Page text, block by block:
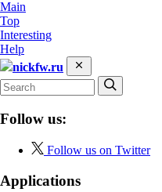
Main
Top
Interesting
Help
nickfw.ru
Follow us:
Follow us on Twitter
Applications